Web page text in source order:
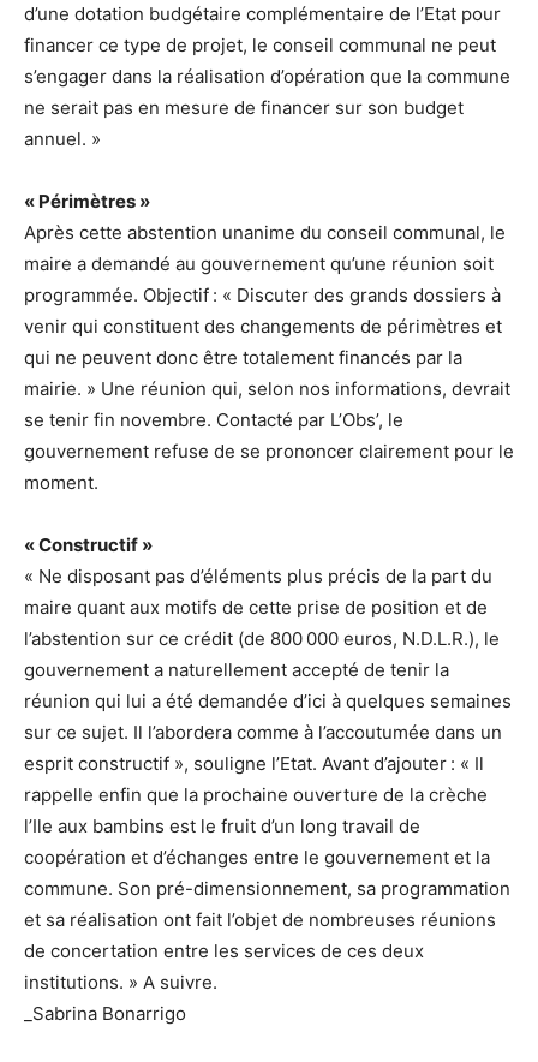
d’une dotation budgétaire complémentaire de l’Etat pour
financer ce type de projet, le conseil communal ne peut
s’engager dans la réalisation d’opération que la commune
ne serait pas en mesure de financer sur son budget
annuel. »
« Périmètres »
Après cette abstention unanime du conseil communal, le
maire a demandé au gouvernement qu’une réunion soit
programmée. Objectif : « Discuter des grands dossiers à
venir qui constituent des changements de périmètres et
qui ne peuvent donc être totalement financés par la
mairie. » Une réunion qui, selon nos informations, devrait
se tenir fin novembre. Contacté par L’Obs’, le
gouvernement refuse de se prononcer clairement pour le
moment.
« Constructif »
« Ne disposant pas d’éléments plus précis de la part du
maire quant aux motifs de cette prise de position et de
l’abstention sur ce crédit (de 800 000 euros, N.D.L.R.), le
gouvernement a naturellement accepté de tenir la
réunion qui lui a été demandée d’ici à quelques semaines
sur ce sujet. Il l’abordera comme à l’accoutumée dans un
esprit constructif », souligne l’Etat. Avant d’ajouter : « Il
rappelle enfin que la prochaine ouverture de la crèche
l’Ile aux bambins est le fruit d’un long travail de
coopération et d’échanges entre le gouvernement et la
commune. Son pré-dimensionnement, sa programmation
et sa réalisation ont fait l’objet de nombreuses réunions
de concertation entre les services de ces deux
institutions. » A suivre.
_Sabrina Bonarrigo